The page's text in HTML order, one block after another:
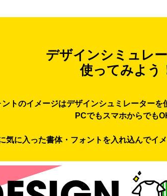
デザインシミュレ
使ってみよう
ントのイメージはデザインシュミレーターを
PCでもスマホからでも
気に入った書体・フォントを入れ込んでイ